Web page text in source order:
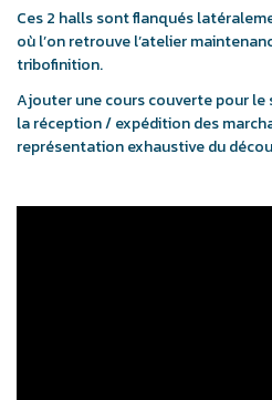
Ces 2 halls sont flanqués
où l’on retrouve l’atelier
tribofinition.
Ajouter une cours couverte pour
la réception / expédition des
représentation exhaustive du